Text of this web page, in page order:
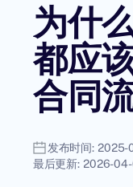
为什
都应
合同
发布时间: 2025-
最后更新: 2026-04-